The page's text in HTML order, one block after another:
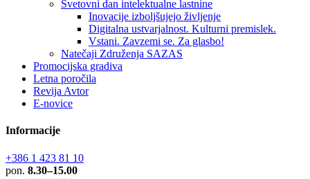
Svetovni dan intelektualne lastnine
Inovacije izboljšujejo življenje
Digitalna ustvarjalnost. Kulturni premislek.
Vstani. Zavzemi se. Za glasbo!
Natečaji Združenja SAZAS
Promocijska gradiva
Letna poročila
Revija Avtor
E-novice
Informacije
+386 1 423 81 10
pon. 8.30–15.00